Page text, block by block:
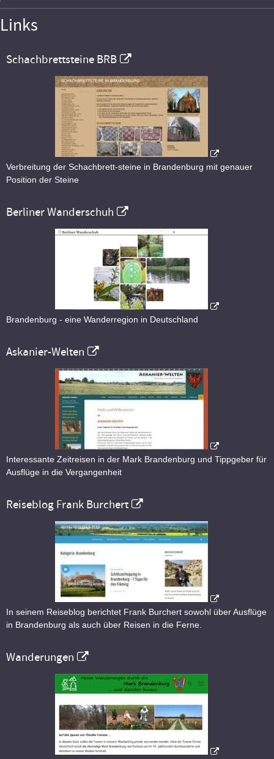
Links
Schachbrettsteine BRB
Verbreitung der Schachbrett-steine in Brandenburg mit genauer
Position der Steine
Berliner Wanderschuh
Brandenburg - eine Wanderregion in Deutschland
Askanier-Welten
Interessante Zeitreisen in der Mark Brandenburg und Tippgeber für
Ausflüge in die Vergangenheit
Reiseblog Frank Burchert
In seinem Reiseblog berichtet Frank Burchert sowohl über Ausflüge
in Brandenburg als auch über Reisen in die Ferne.
Wanderungen